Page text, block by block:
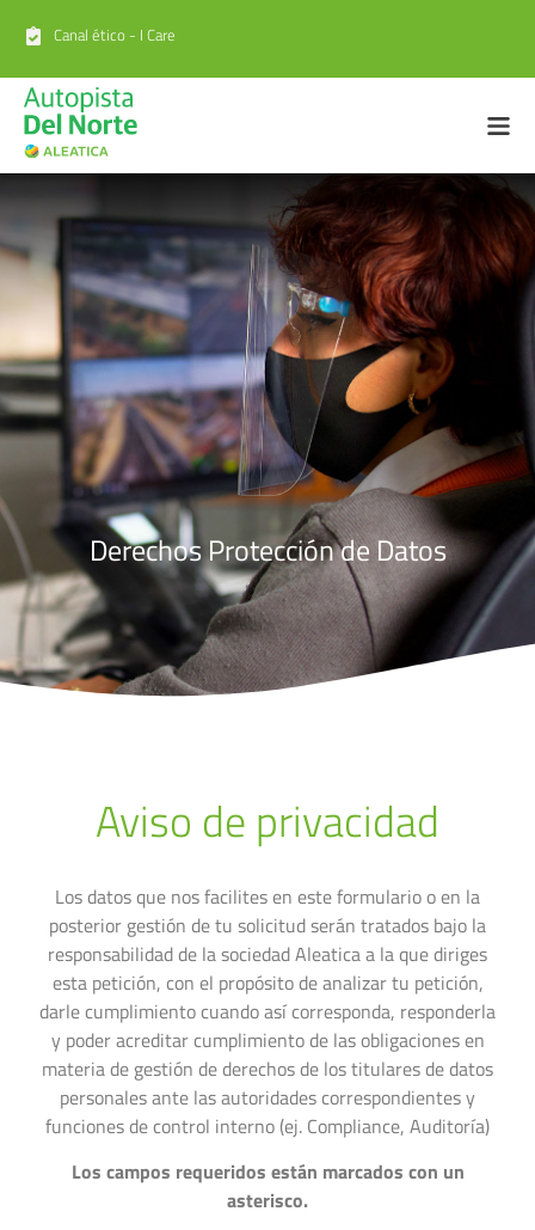
Canal ético - I Care
Derechos Protección de Datos​
Aviso de privacidad
Los datos que nos facilites en este formulario o en la
posterior gestión de tu solicitud serán tratados bajo la
responsabilidad de la sociedad Aleatica a la que diriges
esta petición, con el propósito de analizar tu petición,
darle cumplimiento cuando así corresponda, responderla
y poder acreditar cumplimiento de las obligaciones en
materia de gestión de derechos de los titulares de datos
personales ante las autoridades correspondientes y
funciones de control interno (ej. Compliance, Auditoría)
Los campos requeridos están marcados con un
asterisco.